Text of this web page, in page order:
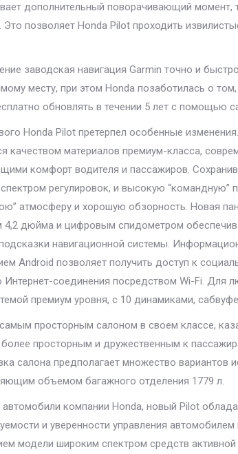
дополнительный поворачивающий момент,
Это позволяет Honda Pilot проходить
заводская навигация Garmin точно и
месту, при этом Honda позаботилась о
обновлять в течении 5 лет с помощью
Honda Pilot претерпел особенные
качеством материалов премиум-класса,
комфорт водителя и пассажиров.
регулировок, и высокую “командную”
атмосферу и хорошую обзорность. Новая
4,2 дюйма и цифровым спидометром
навигационной системы.
Android позволяет получить доступ к
соединения посредством Wi-Fi. Для
премиум уровня, с 10 динамиками,
просторным салоном в своем классе,
просторным и дружественным к
салона предполагает множество вариантов
объемом багажного отделения 1779 л.
автомобили компании Honda, новый Pilot
и уверенности управления
модели широким спектром средств